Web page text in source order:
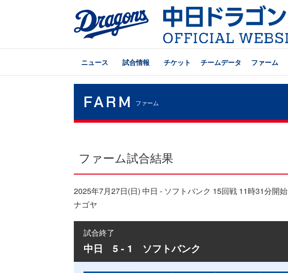
ニュース 試合情報 チケット チームデータ ファーム
FARM ファーム
ファーム試合結果
2025年7月27日(日) 中日 - ソフトバンク 15回戦 11時31分開始
ナゴヤ
試合終了
中日 5 - 1 ソフトバンク